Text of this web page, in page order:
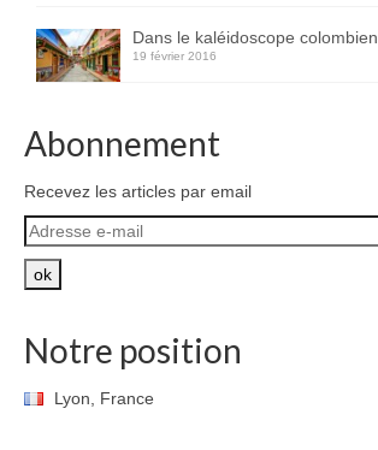
Dans le kaléidoscope colombien
19 février 2016
Abonnement
Recevez les articles par email
Adresse
e-
mail
ok
Notre position
Lyon, France